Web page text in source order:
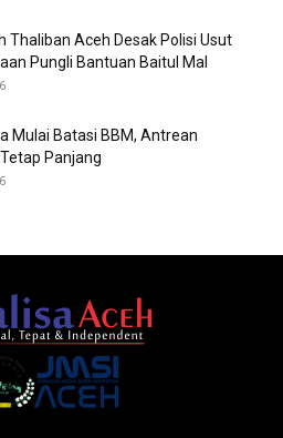
Thaliban Aceh Desak Polisi Usut
Pungli Bantuan Baitul Mal
Mulai Batasi BBM, Antrean
Panjang